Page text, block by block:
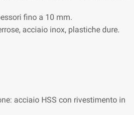
fino a 10 mm.
acciaio inox, plastiche dure.
acciaio HSS con rivestimento in